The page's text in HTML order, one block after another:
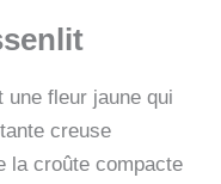
une fleur jaune qui
creuse
la croûte compacte